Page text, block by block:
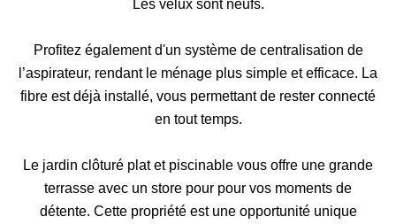
Les velux sont neufs.
Profitez également d'un système de centralisation de
l’aspirateur, rendant le ménage plus simple et efficace. La
fibre est déjà installé, vous permettant de rester connecté
en tout temps.
Le jardin clôturé plat et piscinable vous offre une grande
terrasse avec un store pour pour vos moments de
détente. Cette propriété est une opportunité unique